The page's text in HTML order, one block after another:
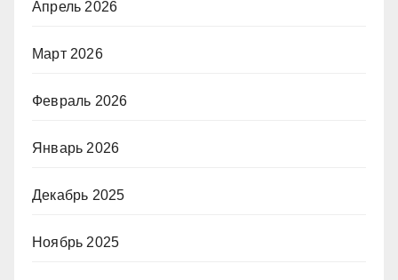
Апрель 2026
Март 2026
Февраль 2026
Январь 2026
Декабрь 2025
Ноябрь 2025